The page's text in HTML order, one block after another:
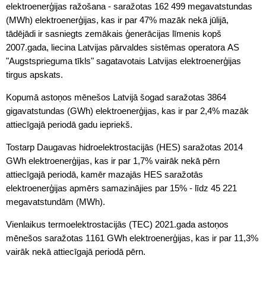
elektroenerģijas ražošana - saražotas 162 499 megavatstundas
(MWh) elektroenerģijas, kas ir par 47% mazāk nekā jūlijā,
tādējādi ir sasniegts zemākais ģenerācijas līmenis kopš
2007.gada, liecina Latvijas pārvaldes sistēmas operatora AS
"Augstsprieguma tīkls" sagatavotais Latvijas elektroenerģijas
tirgus apskats.
Kopumā astoņos mēnešos Latvijā šogad saražotas 3864
gigavatstundas (GWh) elektroenerģijas, kas ir par 2,4% mazāk
attiecīgajā periodā gadu iepriekš.
Tostarp Daugavas hidroelektrostacijās (HES) saražotas 2014
GWh elektroenerģijas, kas ir par 1,7% vairāk nekā pērn
attiecīgajā periodā, kamēr mazajās HES saražotās
elektroenerģijas apmērs samazinājies par 15% - līdz 45 221
megavatstundām (MWh).
Vienlaikus termoelektrostacijās (TEC) 2021.gada astoņos
mēnešos saražotas 1161 GWh elektroenerģijas, kas ir par 11,3%
vairāk nekā attiecīgajā periodā pērn.